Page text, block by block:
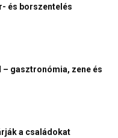
és borszentelés
gasztronómia, zene és
a családokat